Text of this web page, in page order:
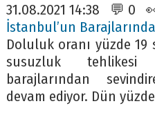
31.08.2021 14:38 💬 0
İstanbul’un
Doluluk oranı yüzde 19
susuzluk tehlikesi
barajlarından
devam ediyor. Dün